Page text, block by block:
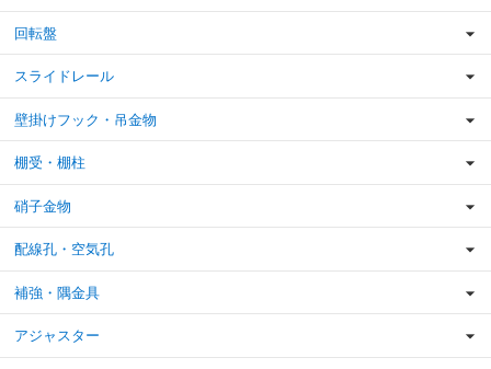
回転盤
スライドレール
壁掛けフック・吊金物
棚受・棚柱
硝子金物
配線孔・空気孔
補強・隅金具
アジャスター